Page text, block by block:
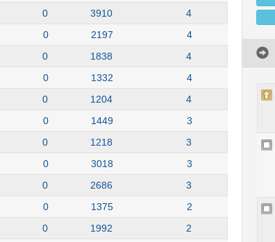
0 3910
4
0 2197
4
0 1838
4
0 1332
4
0 1204
4
0 1449
3
0 1218
3
0 3018
3
0 2686
3
0 1375
2
0 1992
2